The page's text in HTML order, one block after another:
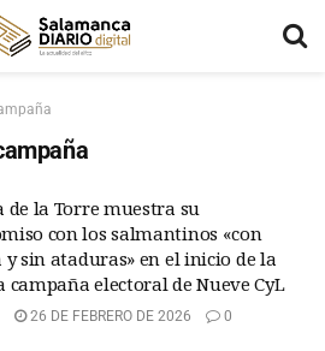
de la Torre muestra su
con los salmantinos «con
sin ataduras» en el inicio de la
campaña electoral de Nueve CyL
26 DE FEBRERO DE 2026 0